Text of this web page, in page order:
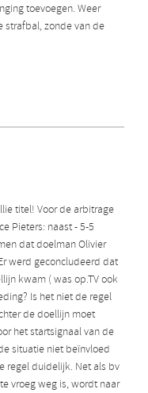
toevoegen. Weer
strafbal, zonde van de
titel! Voor de arbitrage
Pieters: naast - 5-5
dat doelman Olivier
werd geconcludeerd dat
kwam ( was op.TV ook
Is het niet de regel
de doellijn moet
het startsignaal van de
situatie niet beïnvloed
regel duidelijk. Net als bv
vroeg weg is, wordt naar